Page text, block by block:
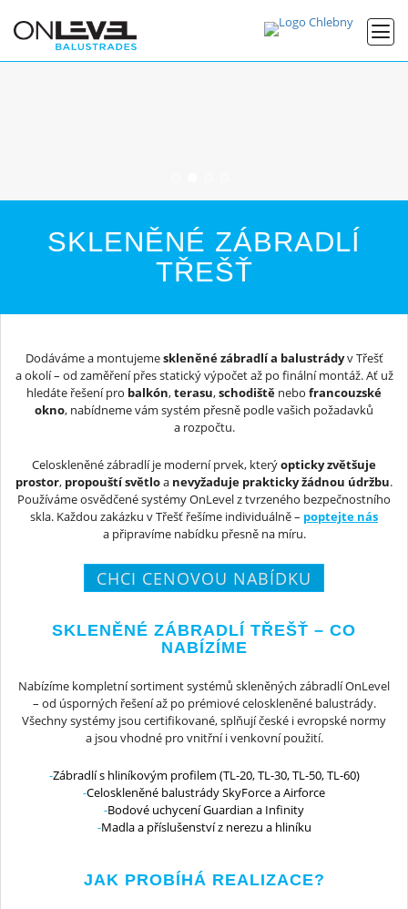
SKLENĚNÉ ZÁBRADLÍ
TŘEŠŤ
Dodáváme a montujemeskleněné zábradlí a balustrádyv Třešť
a okolí – od zaměření přes statický výpočet až po finální montáž. Ať už
hledáte řešení pro balkón,terasu,schodiště nebo francouzské
okno, nabídneme vám systém přesně podle vašich požadavků
a rozpočtu.
Celoskleněné zábradlí je moderní prvek, kterýopticky zvětšuje
prostor, propouští světloa nevyžaduje prakticky žádnou údržbu.
Používáme osvědčené systémy OnLevel z tvrzeného bezpečnostního
skla. Každou zakázku v Třešť řešíme individuálně – poptejte nás
a připravíme nabídku přesně na míru.
CHCI CENOVOU NABÍDKU
SKLENĚNÉ ZÁBRADLÍ TŘEŠŤ – CO
NABÍZÍME
Nabízíme kompletní sortiment systémů skleněných zábradlí OnLevel
– od úsporných řešení až po prémiové celoskleněné balustrády.
Všechny systémy jsou certifikované, splňují české i evropské normy
a jsou vhodné pro vnitřní i venkovní použití.
Zábradlí s hliníkovým profilem (TL-20, TL-30, TL-50, TL-60)
Celoskleněné balustrády SkyForce a Airforce
Bodové uchycení Guardian a Infinity
Madla a příslušenství z nerezu a hliníku
JAK PROBÍHÁ REALIZACE?